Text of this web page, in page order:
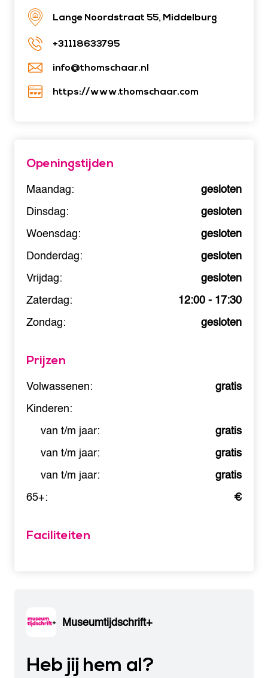
Lange Noordstraat 55, Middelburg
+31118633795
info@thomschaar.nl
https://www.thomschaar.com
Openingstijden
Maandag:
gesloten
Dinsdag:
gesloten
Woensdag:
gesloten
Donderdag:
gesloten
Vrijdag:
gesloten
Zaterdag:
12:00 - 17:30
Zondag:
gesloten
Prijzen
Volwassenen:
gratis
Kinderen:
van t/m jaar:
gratis
van t/m jaar:
gratis
van t/m jaar:
gratis
65+:
€
Faciliteiten
Museumtijdschrift+
Heb jij hem al?